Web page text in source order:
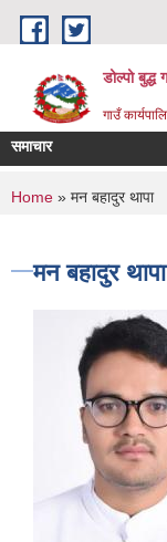
Skip to main content
डोल्पो बुद्ध
गाउँ
समाचार
You are
Home » मन बहादुर थापा
मन बहादुर थापा